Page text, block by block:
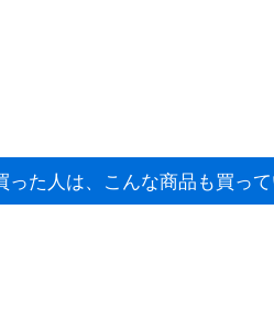
った人は、こんな商品も買っ